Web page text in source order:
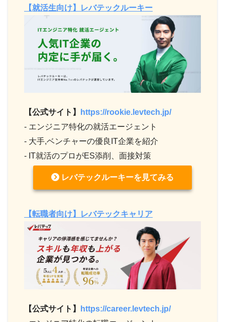
【就活生向け】レバテックルーキー
【公式サイト】
https://rookie.levtech.jp/
- エンジニア特化の就活エージェント
- 大手,ベンチャーの優良IT企業を紹介
- IT就活のプロがES添削、面接対策
レバテックルーキーを見てみる
【転職者向け】レバテックキャリア
【公式サイト】
https://career.levtech.jp/